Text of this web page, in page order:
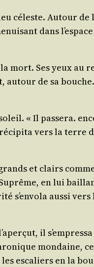
céleste. Autour
dans l’es­pace
mort. Ses yeux
de sa
« Il pas­se­ra.
vers la terre
et clairs
en lui
s’en­vo­la aus­si
il
mon­daine,
esca­liers en la